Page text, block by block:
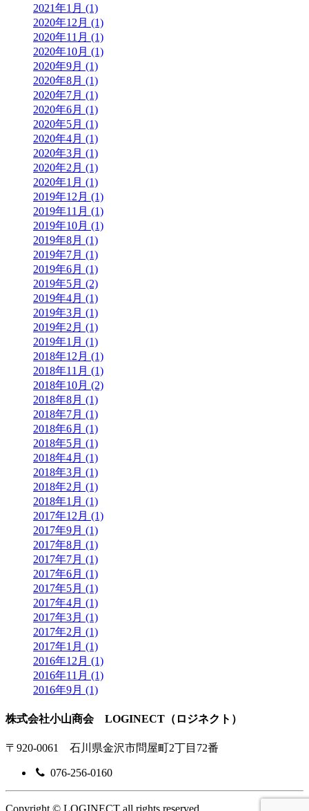
2021年1月 (1)
2020年12月 (1)
2020年11月 (1)
2020年10月 (1)
2020年9月 (1)
2020年8月 (1)
2020年7月 (1)
2020年6月 (1)
2020年5月 (1)
2020年4月 (1)
2020年3月 (1)
2020年2月 (1)
2020年1月 (1)
2019年12月 (1)
2019年11月 (1)
2019年10月 (1)
2019年8月 (1)
2019年7月 (1)
2019年6月 (1)
2019年5月 (2)
2019年4月 (1)
2019年3月 (1)
2019年2月 (1)
2019年1月 (1)
2018年12月 (1)
2018年11月 (1)
2018年10月 (2)
2018年8月 (1)
2018年7月 (1)
2018年6月 (1)
2018年5月 (1)
2018年4月 (1)
2018年3月 (1)
2018年2月 (1)
2018年1月 (1)
2017年12月 (1)
2017年9月 (1)
2017年8月 (1)
2017年7月 (1)
2017年6月 (1)
2017年5月 (1)
2017年4月 (1)
2017年3月 (1)
2017年2月 (1)
2017年1月 (1)
2016年12月 (1)
2016年11月 (1)
2016年9月 (1)
株式会社小山商会 LOGINECT（ロジネクト）
〒920-0061 石川県金沢市問屋町2丁目72番
076-256-0160